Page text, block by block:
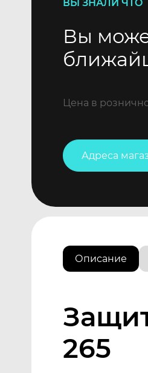
ВЫ ЗНАЛИ ЧТО
Вы
Цена в
Адреса
Описание
265